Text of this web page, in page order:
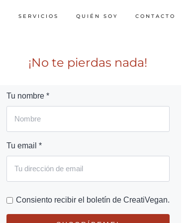
SERVICIOS QUIÉN SOY CONTACTO
¡No te pierdas nada!
Tu nombre *
Tu email *
Consiento recibir el boletín de CreatiVegan.